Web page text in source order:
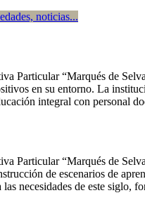
noticias...
Particular “Marqués de
en su entorno. La
integral con personal
Particular “Marqués de
de escenarios de
las necesidades de este siglo,